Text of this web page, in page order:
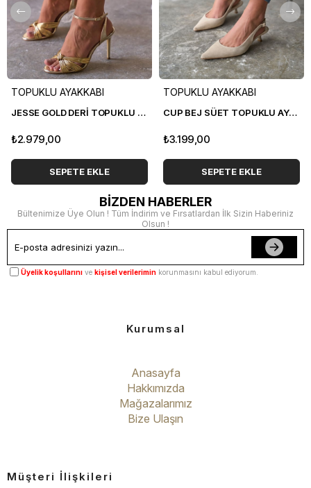
TOPUKLU AYAKKABI
JESSE GOLD DERİ TOPUKLU AYAKKABI
₺2.979,00
SEPETE EKLE
TOPUKLU AYAKKABI
CUP BEJ SÜET TOPUKLU AYAKKABI
₺3.199,00
SEPETE EKLE
BİZDEN HABERLER
Bültenimize Üye Olun ! Tüm İndirim ve Fırsatlardan İlk Sizin Haberiniz
Olsun !
Üyelik koşullarını ve kişisel verilerimin korunmasını kabul ediyorum.
Kurumsal
Anasayfa
Hakkımızda
Mağazalarımız
Bize Ulaşın
Müşteri İlişkileri